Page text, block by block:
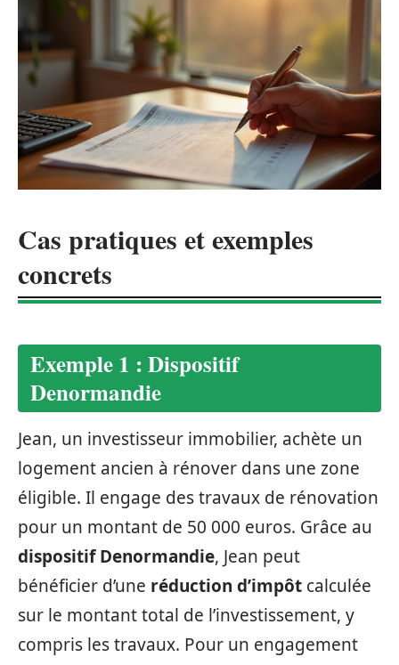
Cas pratiques et exemples
concrets
Exemple 1 : Dispositif
Denormandie
Jean, un investisseur immobilier, achète un
logement ancien à rénover dans une zone
éligible. Il engage des travaux de rénovation
pour un montant de 50 000 euros. Grâce au
dispositif Denormandie, Jean peut
bénéficier d’une réduction d’impôt calculée
sur le montant total de l’investissement, y
compris les travaux. Pour un engagement